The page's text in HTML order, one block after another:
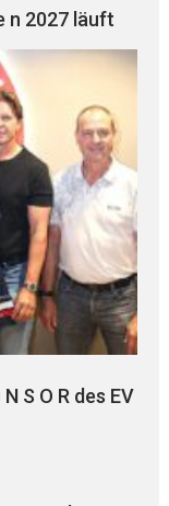
n 2027 läuft
S O R des EV